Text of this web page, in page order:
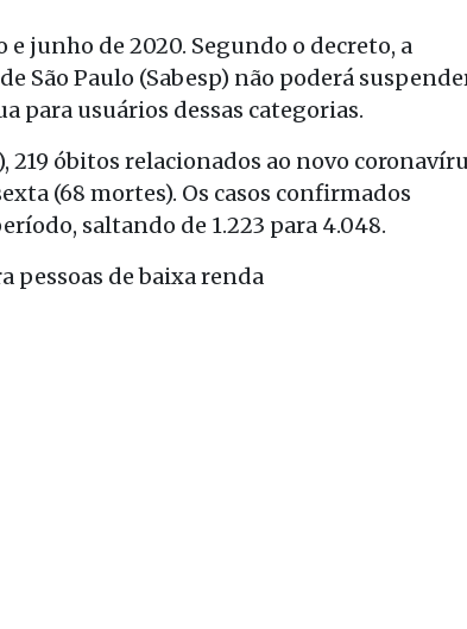
junho de 2020. Segundo o decreto, a
São Paulo (Sabesp) não poderá
para usuários dessas categorias.
219 óbitos relacionados ao novo
(68 mortes). Os casos confirmados
saltando de 1.223 para 4.048.
pessoas de baixa renda